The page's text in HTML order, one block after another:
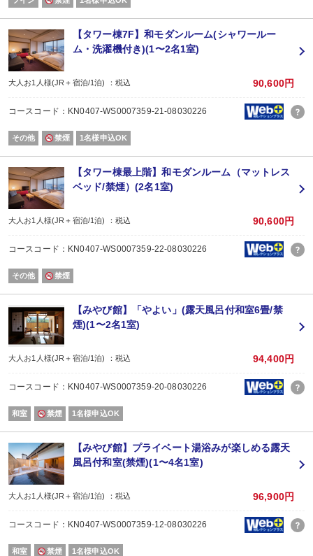
【タワー棟7F】和モダンルーム(シャワールー
ム・洗濯機付き)(1〜2名1室)
大人お1人様(JR＋宿泊/1泊) ：税込 90,600円
コースコード：KN0407-WS0007359-21-08030226
その他 禁煙 1名様申込OK
【タワー棟最上階】和モダンルーム（マットレス
ベッド/禁煙）(2名1室)
大人お1人様(JR＋宿泊/1泊) ：税込 90,600円
コースコード：KN0407-WS0007359-22-08030226
その他 禁煙
【みやび館】「やよい」(露天風呂付和室6畳/禁
煙)(1〜2名1室)
大人お1人様(JR＋宿泊/1泊) ：税込 94,400円
コースコード：KN0407-WS0007359-20-08030226
和室 禁煙 1名様申込OK
【みやび館】プライベート湯浴みが楽しめる露天
風呂付和室(禁煙)(1〜4名1室)
大人お1人様(JR＋宿泊/1泊) ：税込 96,900円
コースコード：KN0407-WS0007359-12-08030226
和室 禁煙 1名様申込OK